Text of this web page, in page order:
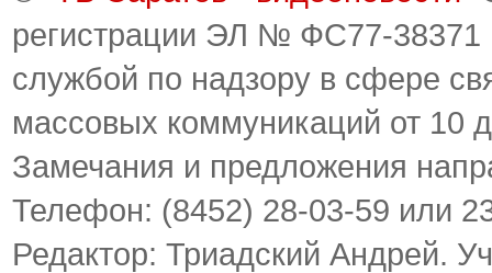
регистрации ЭЛ № ФС77-38371
службой по надзору в сфере
массовых коммуникаций от 10
Замечания и предложения
Телефон: (8452) 28-03-59 или
Редактор: Триадский Андрей.